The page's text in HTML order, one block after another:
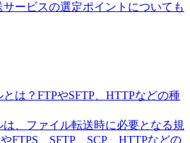
ービスの選定ポイントについても
は？FTPやSFTP、HTTPなどの種
、ファイル転送時に必要となる規
FTPS、SFTP、SCP、HTTPなどの